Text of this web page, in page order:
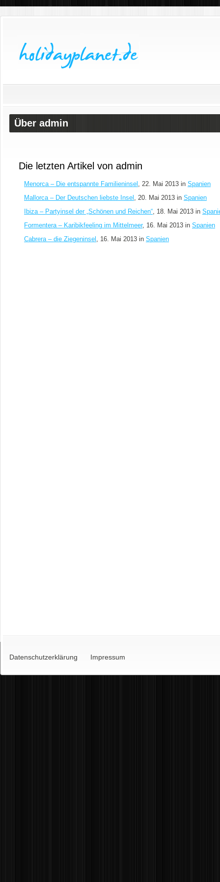
Über admin
Die letzten Artikel von admin
Menorca – Die entspannte Familieninsel , 22. Mai 2013 in Spanien
Mallorca – Der Deutschen liebste Insel , 20. Mai 2013 in Spanien
Ibiza – Partyinsel der „Schönen und Reichen“, 18. Mai 2013 in
Formentera – Karibikfeeling im Mittelmeer, 16. Mai 2013 in Spanien
Cabrera – die Ziegeninsel , 16. Mai 2013 in Spanien
Datenschutzerklärung Impressum